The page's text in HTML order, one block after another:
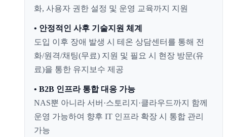
화, 사용자 권한 설정 및 운영 교육까지 지원
• 안정적인 사후 기술지원 체계
도입 이후 장애 발생 시 테온 상담센터를 통해 전
화/원격/채팅(무료) 지원 및 필요 시 현장 방문(유
료)을 통한 유지보수 제공
• B2B 인프라 통합 대응 가능
NAS뿐 아니라 서버·스토리지·클라우드까지 함께
운영 가능하여 향후 IT 인프라 확장 시 통합 관리
가능